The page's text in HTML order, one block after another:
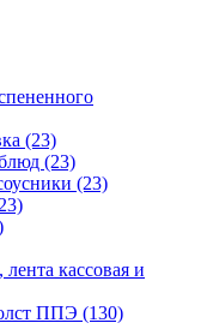
(23)
(23)
(23)
кассовая и
ППЭ (130)